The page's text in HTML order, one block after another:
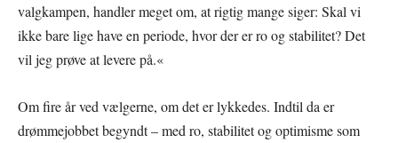
valgkampen, handler meget om, at rigtig mange siger: Skal vi
ikke bare lige have en periode, hvor der er ro og stabilitet? Det
vil jeg prøve at levere på.«
Om fire år ved vælgerne, om det er lykkedes. Indtil da er
drømmejobbet begyndt – med ro, stabilitet og optimisme som